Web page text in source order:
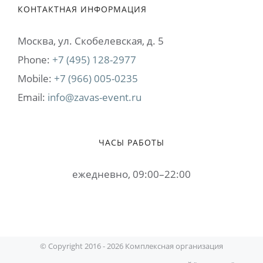
КОНТАКТНАЯ ИНФОРМАЦИЯ
Москва, ул. Cкобелевская, д. 5
Phone: +7 (495) 128-2977
Mobile: +7 (966) 005-0235
Email: info@zavas-event.ru
ЧАСЫ РАБОТЫ
ежедневно, 09:00–22:00
© Copyright 2016 -2026 Комплексная организация